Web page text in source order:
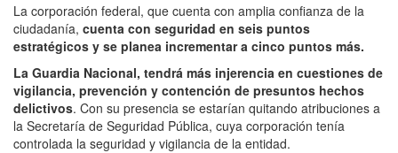
La corporación federal, que cuenta con amplia confianza de la
ciudadanía, cuenta con seguridad en seis puntos
estratégicos y se planea incrementar a cinco puntos más.
La Guardia Nacional, tendrá más injerencia en cuestiones de
vigilancia, prevención y contención de presuntos hechos
delictivos. Con su presencia se estarían quitando atribuciones a
la Secretaría de Seguridad Pública, cuya corporación tenía
controlada la seguridad y vigilancia de la entidad.